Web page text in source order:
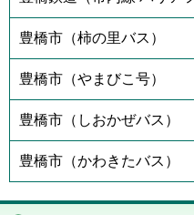
豊橋市（柿の里バス）
豊橋市（やまびこ号）
豊橋市（しおかぜバス）
豊橋市（かわきたバス）